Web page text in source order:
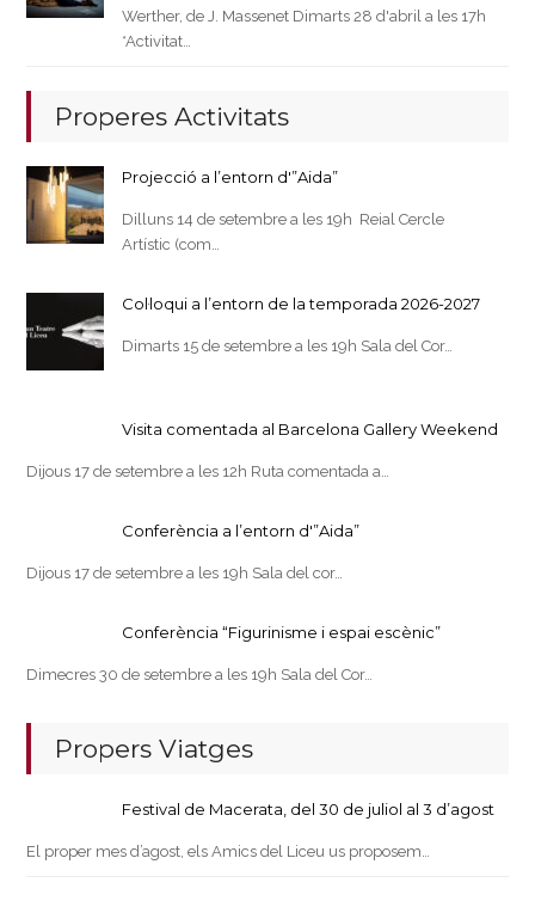
Werther, de J. Massenet Dimarts 28 d'abril a les 17h
*Activitat…
Properes Activitats
Projecció a l’entorn d'”Aida”
Dilluns 14 de setembre a les 19h Reial Cercle
Artístic (com…
Col·loqui a l’entorn de la temporada 2026-2027
Dimarts 15 de setembre a les 19h Sala del Cor…
Visita comentada al Barcelona Gallery Weekend
Dijous 17 de setembre a les 12h Ruta comentada a…
Conferència a l’entorn d'”Aida”
Dijous 17 de setembre a les 19h Sala del cor…
Conferència “Figurinisme i espai escènic”
Dimecres 30 de setembre a les 19h Sala del Cor…
Propers Viatges
Festival de Macerata, del 30 de juliol al 3 d’agost
El proper mes d’agost, els Amics del Liceu us proposem…